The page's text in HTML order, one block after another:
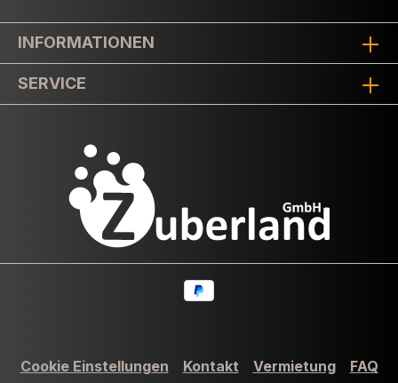
INFORMATIONEN
SERVICE
Cookie Einstellungen Kontakt Vermietung FAQ